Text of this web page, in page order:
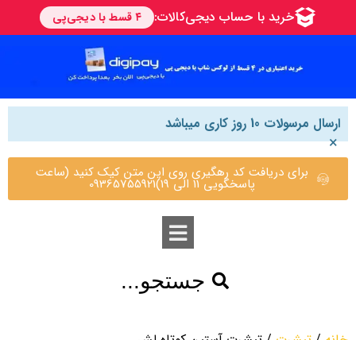
ارسال مرسولات 10 روز کاری میباشد
×
برای دریافت کد رهگیری روی این متن کیک کنید (ساعت
پاسخگویی 11 الی 19)09365755921
جستجو...